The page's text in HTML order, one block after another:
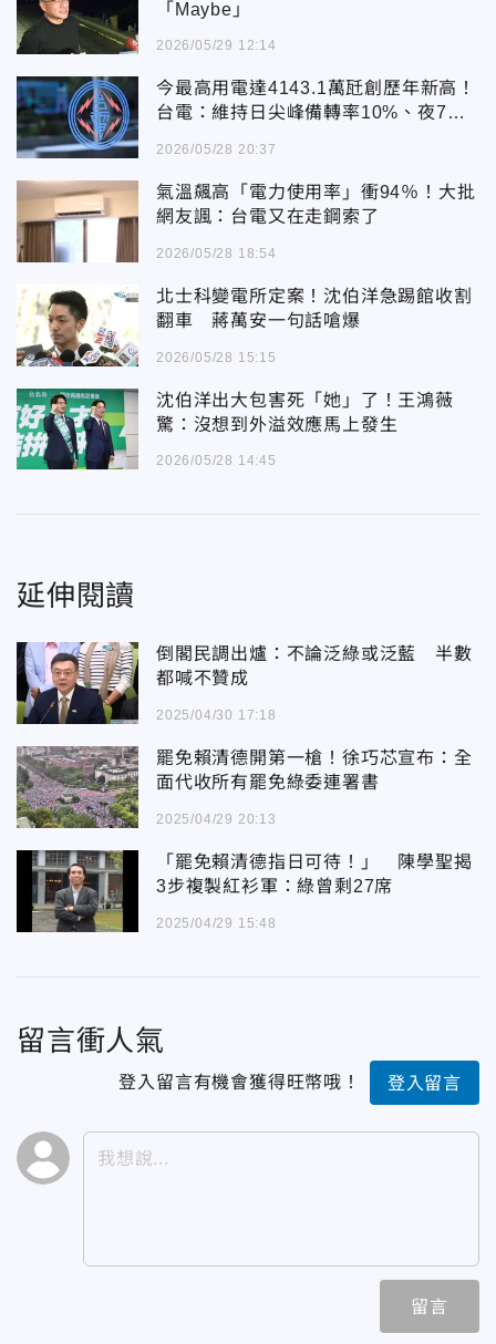
「Maybe」
2026/05/29 12:14
今最高用電達4143.1萬瓩創歷年新高！
台電：維持日尖峰備轉率10%、夜7%
2026/05/28 20:37
氣溫飆高「電力使用率」衝94％！大批
網友諷：台電又在走鋼索了
2026/05/28 18:54
北士科變電所定案！沈伯洋急踢館收割
翻車 蔣萬安一句話嗆爆
2026/05/28 15:15
沈伯洋出大包害死「她」了！王鴻薇
驚：沒想到外溢效應馬上發生
2026/05/28 14:45
延伸閱讀
倒閣民調出爐：不論泛綠或泛藍 半數
都喊不贊成
2025/04/30 17:18
罷免賴清德開第一槍！徐巧芯宣布：全
面代收所有罷免綠委連署書
2025/04/29 20:13
「罷免賴清德指日可待！」 陳學聖揭
3步複製紅衫軍：綠曾剩27席
2025/04/29 15:48
留言衝人氣
登入留言有機會獲得旺幣哦！ 登入留言
留言